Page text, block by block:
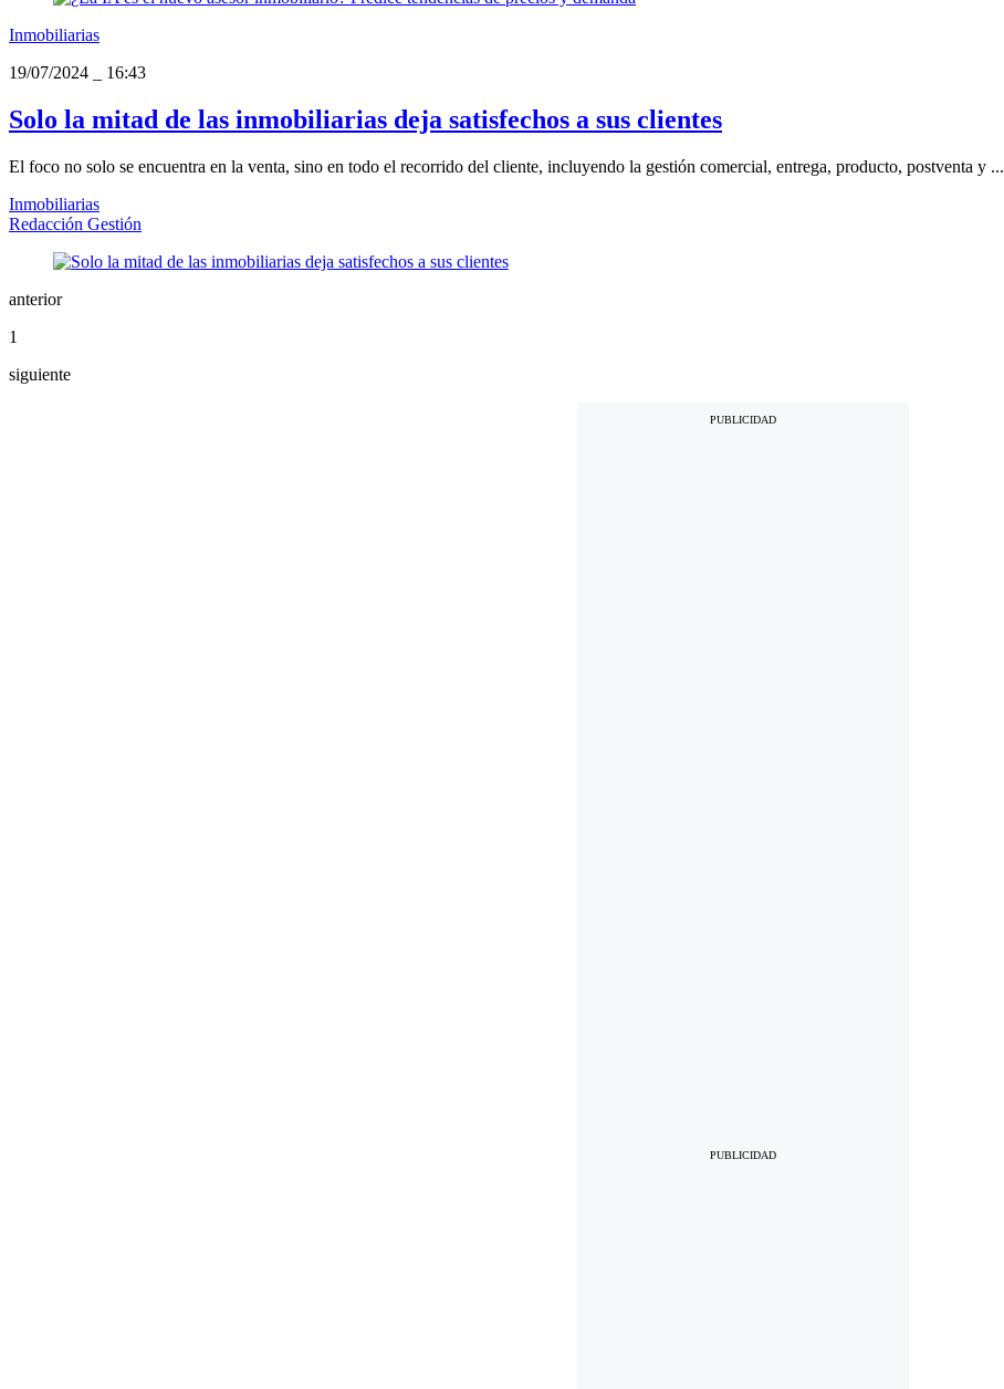
Inmobiliarias
19/07/2024
16:43
Solo la mitad de las inmobiliarias deja satisfechos a sus clientes
El foco no solo se encuentra en la venta, sino en todo el recorrido del cliente, incluyendo la gestión comercial, entrega, producto, postventa y ...
Inmobiliarias
Redacción Gestión
anterior
1
siguiente